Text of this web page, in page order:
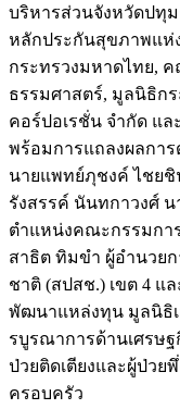
บริหารส่วนจังหวัดปทุ
หลักประกันสุขภาพแห่
กระทรวงมหาดไทย,
ธรรมศาสตร์, มูลนิธิก
คอร์ปอเรชั่น จำกัด แล
พร้อมการแถลงผลการ
นายแพทย์ภุชงค์ ไชย
รังสรรค์ นันทกาวงศ์ น
ตำแหน่งคณะกรรมกา
สาธิต ทิมขำ ผู้อำนวย
ชาติ (สปสช.) เขต 4
พัฒนาแหล่งทุน มูลนิธิ
รบูรณาการด้านเศรษ
ป่วยติดเตียงและผู้ป่วย
ครอบครัว